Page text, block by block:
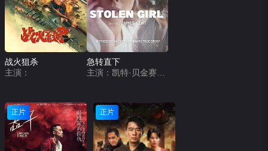
战火狙杀
主演：
急转直下
主演：凯特·贝金赛尔,斯科特·伊斯特伍德,马特·克拉文,安娜·戈尔佳,塔利亚·亚瑟拉夫,阿文·卡纳尼安,亚历杭德拉·霍华德,罗伯特·法里奥尔,乔丹·杜维尼奥,马达莱娜·瓦莱基·威廉姆斯,帕滕·休斯,马西莫·麦奎因
正片 正片